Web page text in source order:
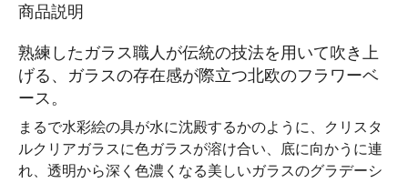
商品説明
熟練したガラス職人が伝統の技法を用いて吹き上
げる、ガラスの存在感が際立つ北欧のフラワーベ
ース。
まるで水彩絵の具が水に沈殿するかのように、クリスタ
ルクリアガラスに色ガラスが溶け合い、底に向かうに連
れ、透明から深く色濃くなる美しいガラスのグラデーシ